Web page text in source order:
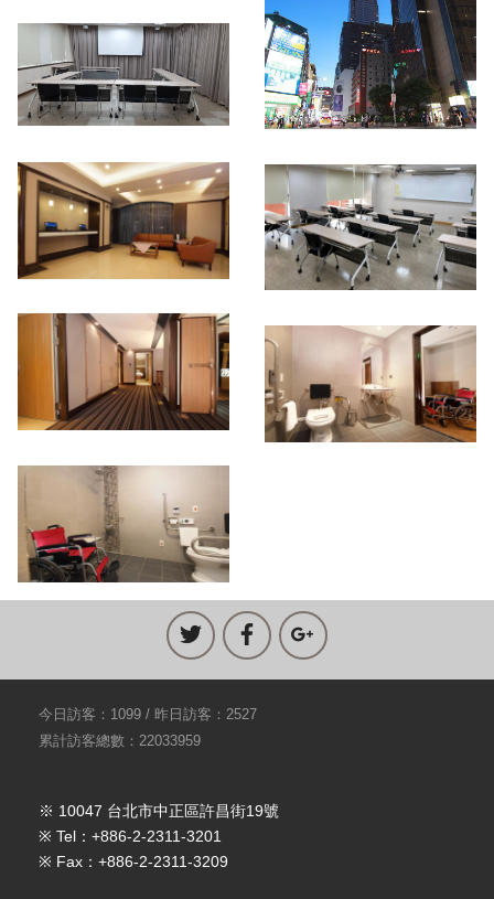
今日訪客：1099 / 昨日訪客：2527
累計訪客總數：22033959
※ 10047 台北市中正區許昌街19號
※ Tel：+886-2-2311-3201
※ Fax：+886-2-2311-3209